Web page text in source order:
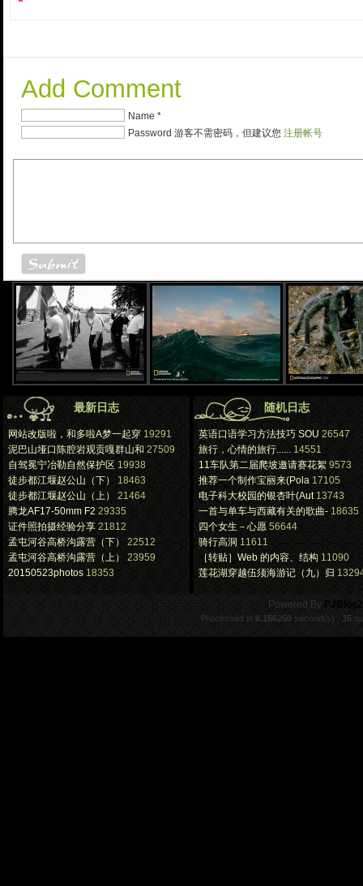
Add Comment
Name *
Password 游客不需密码，但建议您 注册帐号
最新日志
网站改版啦，和多啦A梦一起穿 19291
泥巴山垭口陈腔岩观贡嘎群山和 27509
自驾冕宁冶勒自然保护区 19938
徒步都江堰赵公山（下）
18463
徒步都江堰赵公山（上）
21464
腾龙AF17-50mm F2 29335
证件照拍摄经验分享 21812
孟屯河谷高桥沟露营（下） 22512
孟屯河谷高桥沟露营（上）
23959
20150523photos 18353
随机日志
英语口语学习方法技巧 SOU 26547
旅行，心情的旅行...... 14551
11车队第二届爬坡邀请赛花絮 9573
推荐一个制作宝丽来(Pola 17105
电子科大校园的银杏叶(Aut 13743
一首与单车与西藏有关的歌曲- 18635
四个女生－心愿 56644
骑行高洞 11611
［转贴］Web 的内容、结构 11090
莲花湖穿越伍须海游记（九）归
.
Powered By
Processed in 0.156250 second(s) , 35